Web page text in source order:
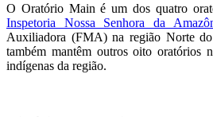
O Oratório Main é um dos quatro
Inspetoria Nossa Senhora da
Auxiliadora (FMA) na região Norte do
também mantêm outros oito oratórios
indígenas da região.